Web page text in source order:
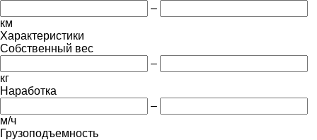
–
км
Характеристики
Собственный вес
–
кг
Наработка
–
м/ч
Грузоподъемность